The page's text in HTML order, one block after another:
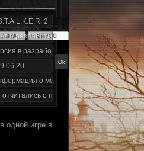
2
о разработке!
в разработке!
о моде за июнь 2020
о проделанной работе
одной игре в